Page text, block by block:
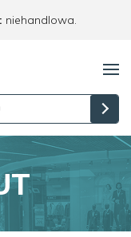
niehandlowa.